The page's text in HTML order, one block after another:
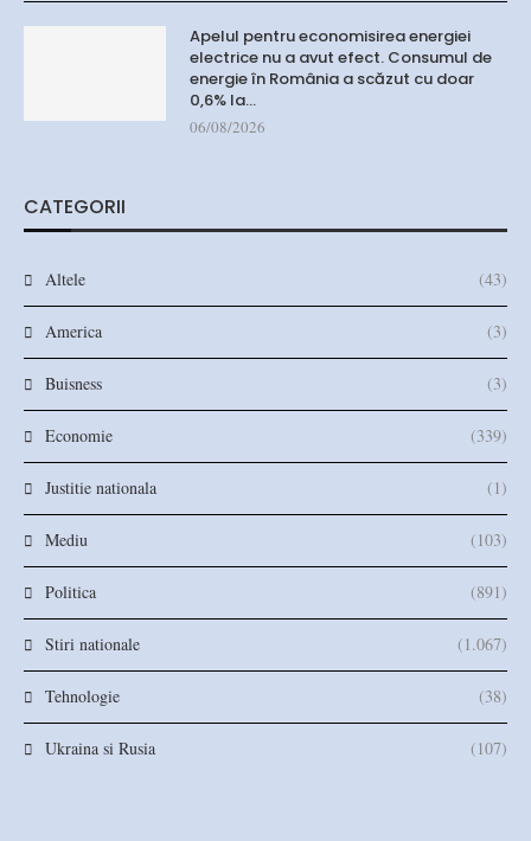
Apelul pentru economisirea energiei
electrice nu a avut efect. Consumul de
energie în România a scăzut cu doar
0,6% la…
06/08/2026
CATEGORII
Altele (43)
America (3)
Buisness (3)
Economie (339)
Justitie nationala (1)
Mediu (103)
Politica (891)
Stiri nationale (1.067)
Tehnologie (38)
Ukraina si Rusia (107)